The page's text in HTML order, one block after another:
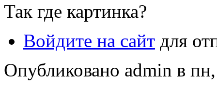
Так где картинка?
Войдите на сайт для
Опубликовано admin в